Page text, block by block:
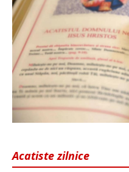
Acatiste zilnice